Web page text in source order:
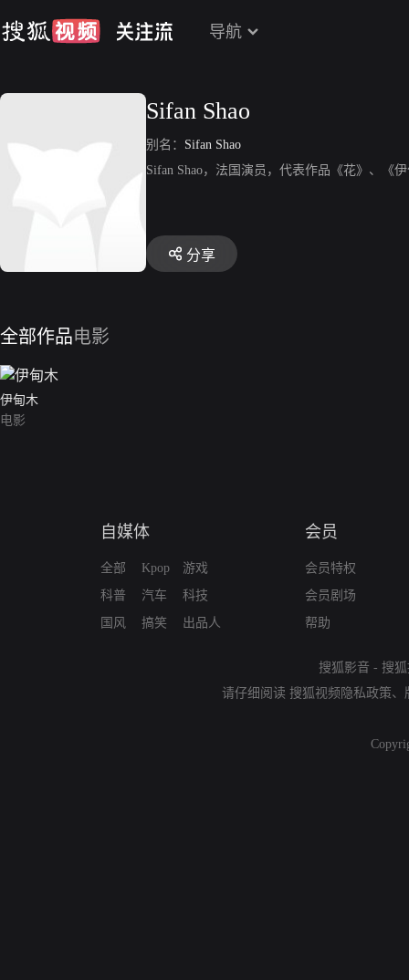
导航
Sifan Shao
别名： Sifan Shao
Sifan Shao，法国演员，代表作品《花》、《
分享
全部作品电影
伊甸木
电影
自媒体
全部
科普
国风
Kpop
汽车
搞笑
游戏
科技
出品人
会员
会员特权
会员剧场
帮助
搜狐影音 - 搜
请仔细阅读 搜狐视频隐私政策、